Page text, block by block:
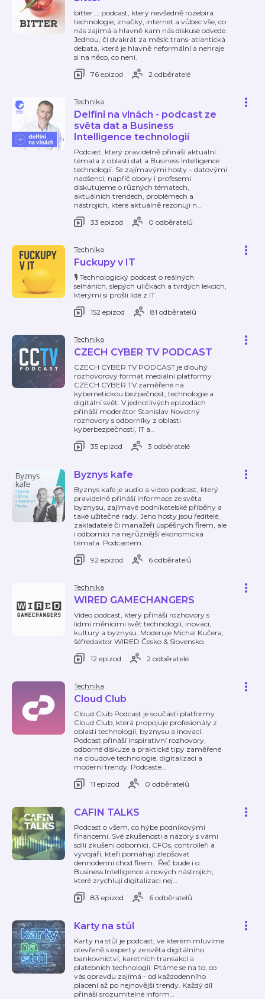
bitter … podcast, který nevšedně rozebírá
technologie, značky, internet a vůbec vše, co
nás zajímá a hlavně kam nás diskuse odvede.
Jednou, či dvakrát za měsíc trans-atlantická
debata, která je hlavně neformální a nehraje
si na něco, co není.
76 epizod
2 odběratelé
Technika
Delfíni na vlnách - podcast ze
světa dat a Business
Intelligence technologií
Podcast, který pravidelně přináší aktuální
témata z oblasti dat a Business Intelligence
technologií. Se zajímavými hosty – datovými
nadšenci, napříč obory i profesemi
diskutujeme o různých tématech,
aktuálních trendech, problémech a
nástrojích, které aktuálně rezonují n…
33 epizod
0 odběratelů
Technika
Fuckupy v IT
🎙️ Technologický podcast o reálných
selháních, slepých uličkách a tvrdých lekcích,
kterými si prošli lidé z IT.
152 epizod
81 odběratelů
Technika
CZECH CYBER TV PODCAST
CZECH CYBER TV PODCAST je dlouhý
rozhovorový formát mediální platformy
CZECH CYBER TV zaměřené na
kybernetickou bezpečnost, technologie a
digitální svět. V jednotlivých epizodách
přináší moderátor Stanislav Novotný
rozhovory s odborníky z oblasti
kyberbezpečnosti, IT a…
35 epizod
3 odběratelé
Byznys kafe
Byznys kafe je audio a video podcast, který
pravidelně přináší informace ze světa
byznysu, zajímavé podnikatelské příběhy a
také užitečné rady. Jeho hosty jsou ředitelé,
zakladatelé či manažeři úspěšných firem, ale
i odborníci na nejrůznější ekonomická
témata. Podcastem…
92 epizod
6 odběratelů
Technika
WIRED GAMECHANGERS
Video podcast, který přináší rozhovory s
lidmi měnícími svět technologií, inovací,
kultury a byznysu. Moderuje Michal Kučera,
šéfredaktor WIRED Česko & Slovensko.
12 epizod
2 odběratelé
Technika
Cloud Club
Cloud Club Podcast je součástí platformy
Cloud Club, která propojuje profesionály z
oblasti technologií, byznysu a inovací.
Podcast přináší inspirativní rozhovory,
odborné diskuze a praktické tipy zaměřené
na cloudové technologie, digitalizaci a
moderní trendy. Podcaste…
11 epizod
0 odběratelů
CAFIN TALKS
Podcast o všem, co hýbe podnikovými
financemi. Své zkušenosti a názory s vámi
sdílí zkušení odborníci, CFOs, controlleři a
vývojáři, kteří pomáhají zlepšovat
dennodenní chod firem. Řeč bude i o
Business Intelligence a nových nástrojích,
které zrychlují digitalizaci nej…
83 epizod
6 odběratelů
Karty na stůl
Karty na stůl je podcast, ve kterém mluvíme
otevřeně s experty ze světa digitálního
bankovnictví, karetních transakcí a
platebních technologií. Ptáme se na to, co
vás opravdu zajímá - od každodenního
placení až po nejnovější trendy. Každý díl
přináší srozumitelné inform…